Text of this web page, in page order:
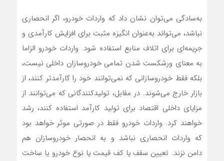
به‌سادگی می‌توان نشان داد که واردات خودرو، اگر انحصاری
نباشد، می‌تواند به‌عنوان انگیزه مثبت برای افزایش کارآمدی و
جریمه‌ای برای اتلاف منابع استفاده شود. واردات خودرو الزاما
به معنای ورشکست شدن تمامی خودروسازان داخلی نیست،
بلکه فقط خودروسازانی که نمی‌توانند خود را کارآمدتر کنند، از
بازار خارج می‌شوند. در مقابل، تولیدکنندگانی که می‌توانند از
مزایای داخلی اقتصاد برای تولید کارآمد استفاده کنند، رشد
خواهند کرد. واردات خودرو فقط در صورتی موثر خواهد بود
که واردات انحصاری نباشد و به انحصار خودروسازان هم
دامن نزند. تعیین سقف یا کف قیمت یا نوع خودرو یا ساخت